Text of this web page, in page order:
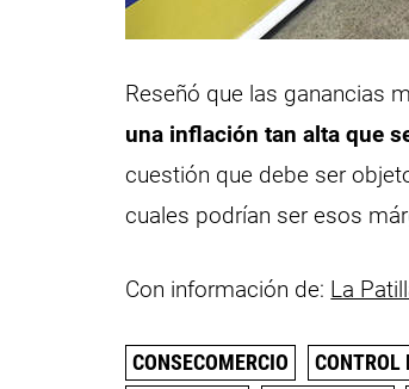
Reseñó que las ganancias
una inflación tan alta que
cuestión que debe ser
cuales podrían ser esos
Con información de: La
CONSECOMERCIO CONTROL